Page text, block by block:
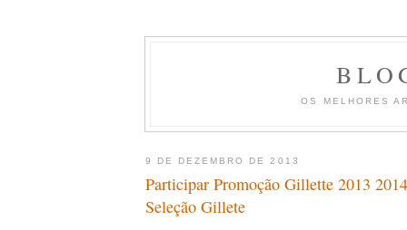
OS MELHORES
9 DE DEZEMBRO DE 2013
Participar Promoção Gillette 2013
Seleção Gillete